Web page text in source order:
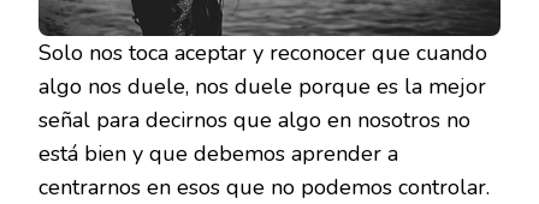
Solo nos toca aceptar y reconocer que cuando
algo nos duele, nos duele porque es la mejor
señal para decirnos que algo en nosotros no
está bien y que debemos aprender a
centrarnos en esos que no podemos controlar.